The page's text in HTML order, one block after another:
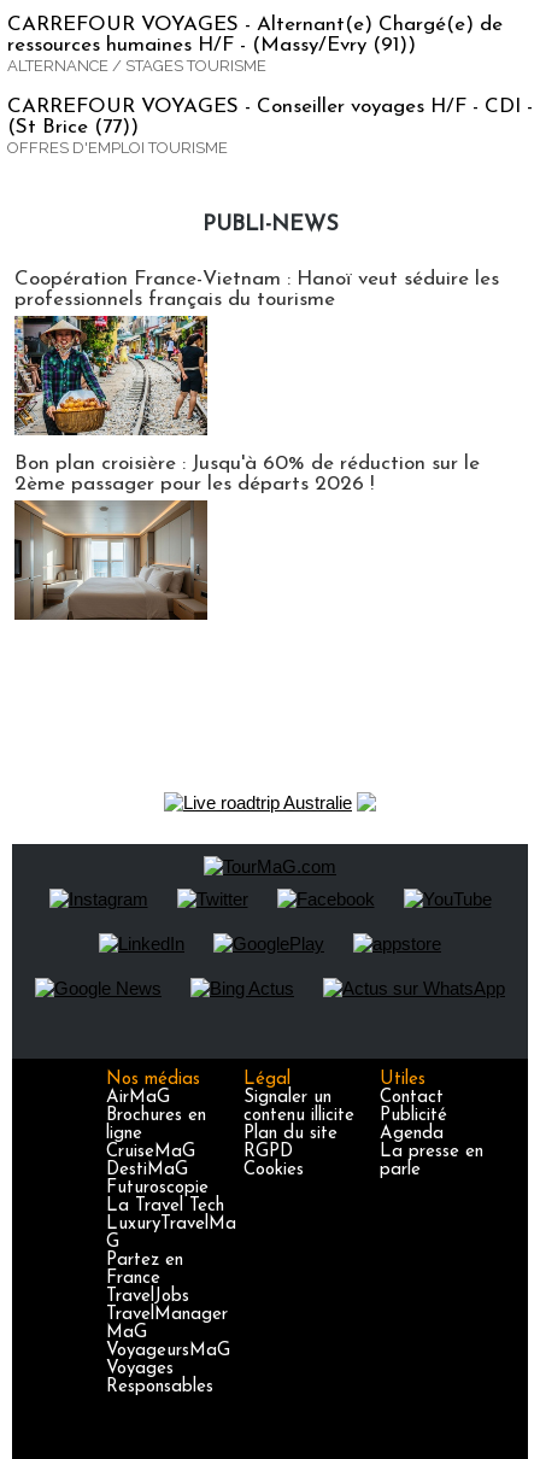
CARREFOUR VOYAGES - Alternant(e) Chargé(e) de
ressources humaines H/F - (Massy/Evry (91))
ALTERNANCE / STAGES TOURISME
CARREFOUR VOYAGES - Conseiller voyages H/F - CDI -
(St Brice (77))
OFFRES D'EMPLOI TOURISME
PUBLI-NEWS
Coopération France-Vietnam : Hanoï veut séduire les
professionnels français du tourisme
Bon plan croisière : Jusqu'à 60% de réduction sur le
2ème passager pour les départs 2026 !
Nos médias
AirMaG
Brochures en
ligne
CruiseMaG
DestiMaG
Futuroscopie
La Travel Tech
LuxuryTravelMa
G
Partez en
France
TravelJobs
TravelManager
MaG
VoyageursMaG
Voyages
Responsables
Légal
Signaler un
contenu illicite
Plan du site
RGPD
Cookies
Utiles
Contact
Publicité
Agenda
La presse en
parle